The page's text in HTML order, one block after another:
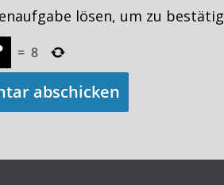
lösen, um zu
= 8